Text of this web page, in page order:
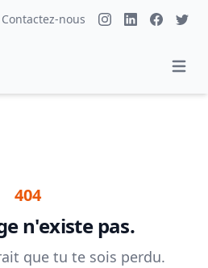
Contactez-nous
404
n'existe pas.
que tu te sois perdu.